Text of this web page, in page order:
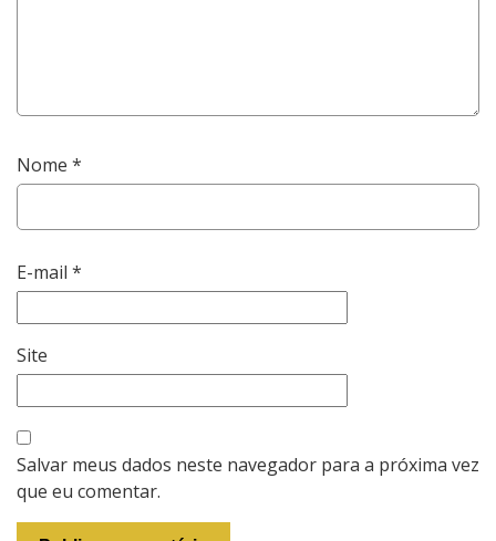
Nome *
E-mail *
Site
Salvar meus dados neste navegador para a próxima vez
que eu comentar.